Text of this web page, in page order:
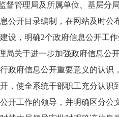
督管理局及所属单位、基层分
公开目录编制，在网站及时公
设，明确2个政府信息公开工作
局关于进一步加强政府信息公
政府信息公开重要意义的认识
，使全系统干部职工充分认识
开工作的领导，并明确区分公